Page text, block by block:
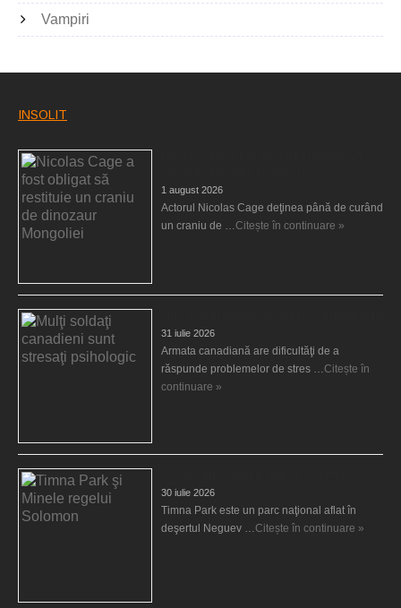
Vampiri
INSOLIT
1 august 2026
Actorul Nicolas Cage deţinea până de curând
un craniu de … Citește în continuare »
31 iulie 2026
Armata canadiană are dificultăţi de a
răspunde problemelor de stres … Citește în
continuare »
30 iulie 2026
Timna Park este un parc naţional aflat în
deşertul Neguev … Citește în continuare »